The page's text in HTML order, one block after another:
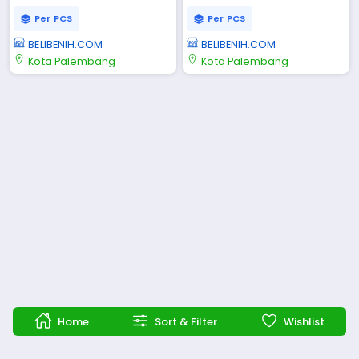
Per PCS
BELIBENIH.COM
Kota Palembang
Per PCS
BELIBENIH.COM
Kota Palembang
Home Sort & Filter Wishlist